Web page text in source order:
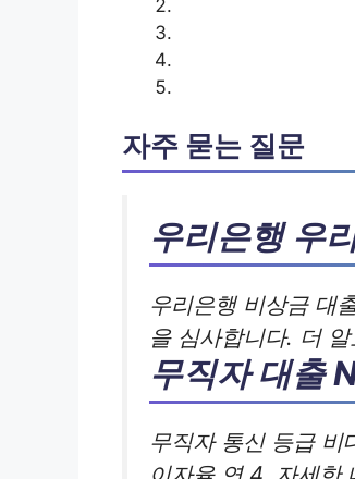
자주 묻는 질문
우리은행 우
우리은행 비상금 대
을 심사합니다. 더
무직자 대출
무직자 통신 등급